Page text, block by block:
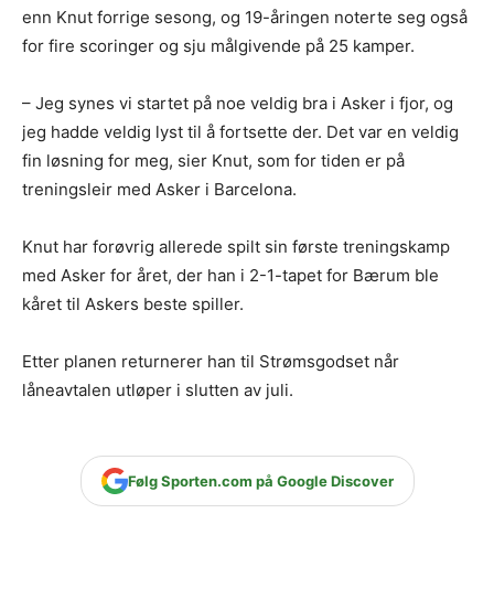
enn Knut forrige sesong, og 19-åringen noterte seg også
for fire scoringer og sju målgivende på 25 kamper.
– Jeg synes vi startet på noe veldig bra i Asker i fjor, og
jeg hadde veldig lyst til å fortsette der. Det var en veldig
fin løsning for meg, sier Knut, som for tiden er på
treningsleir med Asker i Barcelona.
Knut har forøvrig allerede spilt sin første treningskamp
med Asker for året, der han i 2-1-tapet for Bærum ble
kåret til Askers beste spiller.
Etter planen returnerer han til Strømsgodset når
låneavtalen utløper i slutten av juli.
Følg Sporten.com på Google Discover